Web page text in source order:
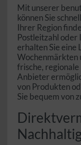
Mit unserer
können Sie
Ihrer Region
Postleitzahl oder
erhalten Sie eine
frische,
Anbieter
von Produkten
Sie bequem von